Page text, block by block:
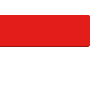
つの処理は？
ったら？